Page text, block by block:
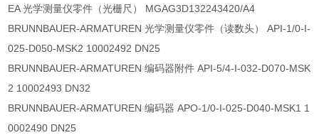
EA 光学测量仪零件（光栅尺） MGAG3D132243420/A4
BRUNNBAUER-ARMATUREN 光学测量仪零件（读数头） API-1/0-I-
025-D050-MSK2 10002492 DN25
BRUNNBAUER-ARMATUREN 编码器附件 API-5/4-I-032-D070-MSK
2 10002493 DN32
BRUNNBAUER-ARMATUREN 编码器 APO-1/0-I-025-D040-MSK1 1
0002490 DN25